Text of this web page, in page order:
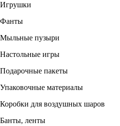
Игрушки
Фанты
Мыльные пузыри
Настольные игры
Подарочные пакеты
Упаковочные материалы
Коробки для воздушных шаров
Банты, ленты